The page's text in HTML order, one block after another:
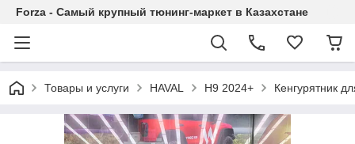
Forza - Самый крупный тюнинг-маркет в Казахстане
Товары и услуги HAVAL H9 2024+ Кенгурятник